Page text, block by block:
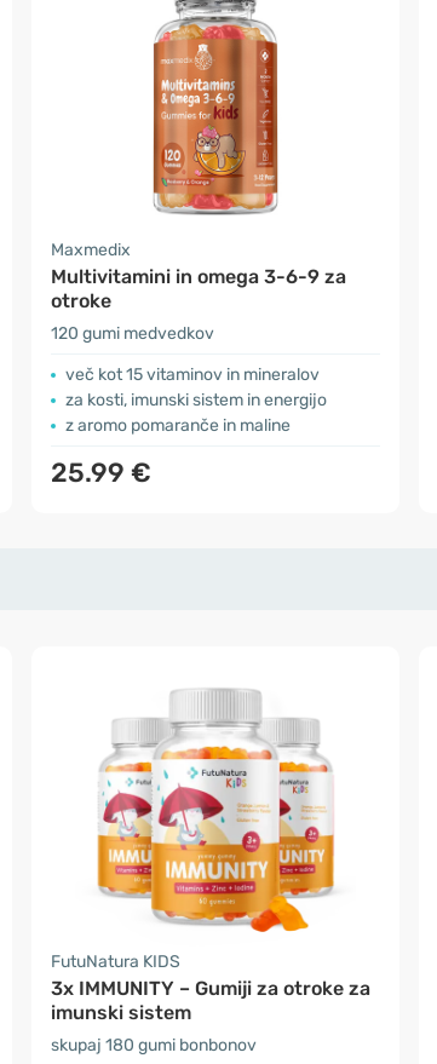
Maxmedix
Multivitamini in omega 3-6-9 za
otroke
120 gumi medvedkov
več kot 15 vitaminov in mineralov
za kosti, imunski sistem in energijo
z aromo pomaranče in maline
25.99 €
FutuNatura KIDS
3x IMMUNITY – Gumiji za otroke za
imunski sistem
skupaj 180 gumi bonbonov